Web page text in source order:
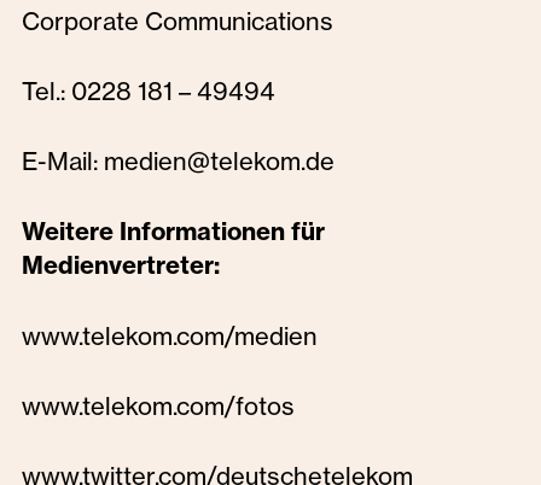
Corporate Communications
Tel.: 0228 181 – 49494
E-Mail: medien@telekom.de
Weitere Informationen für
Medienvertreter:
www.telekom.com/medien
www.telekom.com/fotos
www.twitter.com/deutschetelekom